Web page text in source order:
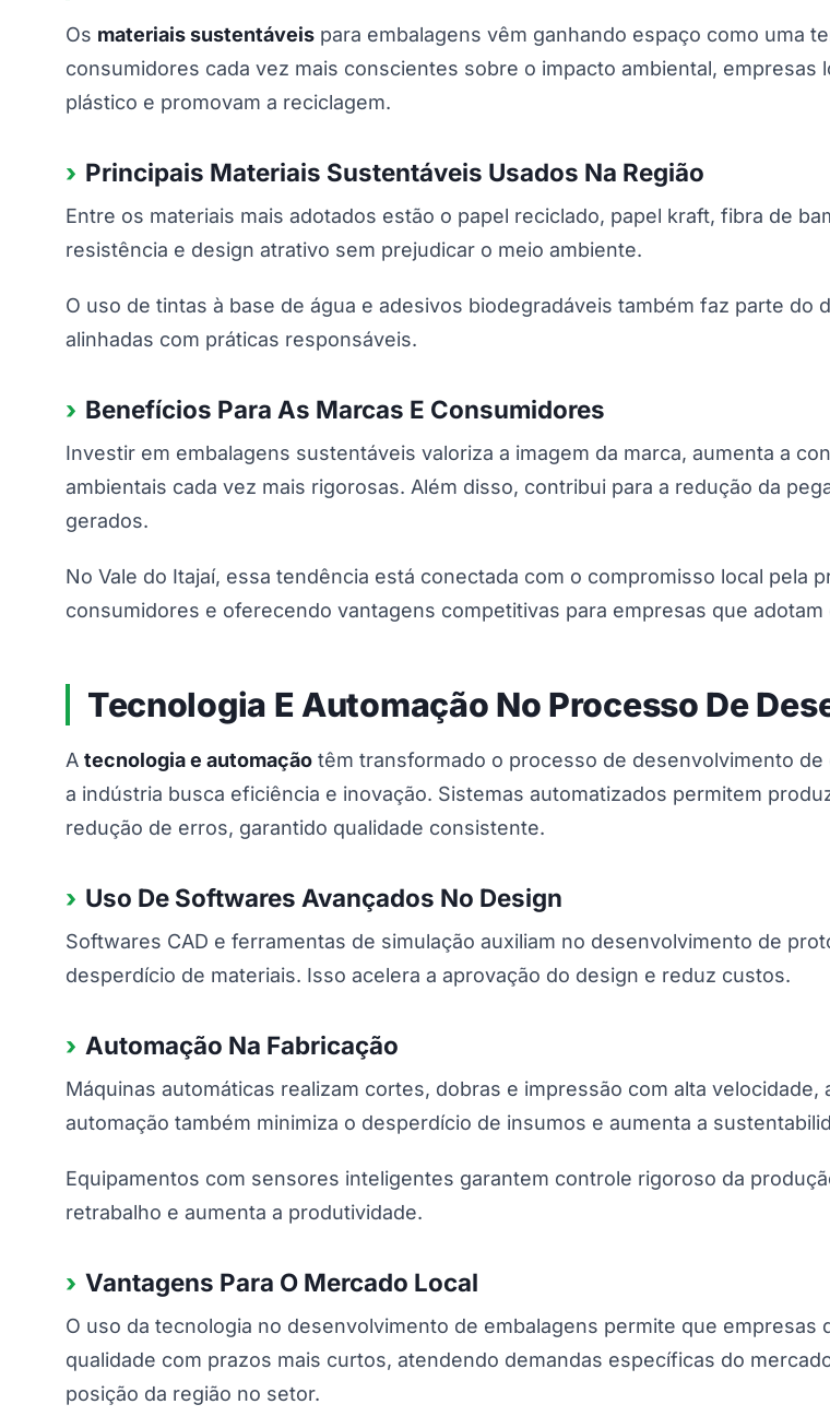
Os materiais sustentáveis para embalagens vêm ganhando espaço como uma
consumidores cada vez mais conscientes sobre o impacto ambiental,
plástico e promovam a reciclagem.
Principais Materiais Sustentáveis Usados Na Região
Entre os materiais mais adotados estão o papel reciclado, papel kraft, fibra de
resistência e design atrativo sem prejudicar o meio ambiente.
O uso de tintas à base de água e adesivos biodegradáveis também faz parte
alinhadas com práticas responsáveis.
Benefícios Para As Marcas E Consumidores
Investir em embalagens sustentáveis valoriza a imagem da marca, aumenta a
ambientais cada vez mais rigorosas. Além disso, contribui para a redução da
gerados.
No Vale do Itajaí, essa tendência está conectada com o compromisso local pela
consumidores e oferecendo vantagens competitivas para empresas que adotam
Tecnologia E Automação No Processo De
A tecnologia e automação têm transformado o processo de desenvolvimento
a indústria busca eficiência e inovação. Sistemas automatizados permitem
redução de erros, garantido qualidade consistente.
Uso De Softwares Avançados No Design
Softwares CAD e ferramentas de simulação auxiliam no desenvolvimento de
desperdício de materiais. Isso acelera a aprovação do design e reduz custos.
Automação Na Fabricação
Máquinas automáticas realizam cortes, dobras e impressão com alta
automação também minimiza o desperdício de insumos e aumenta a
Equipamentos com sensores inteligentes garantem controle rigoroso da
retrabalho e aumenta a produtividade.
Vantagens Para O Mercado Local
O uso da tecnologia no desenvolvimento de embalagens permite que empresas
qualidade com prazos mais curtos, atendendo demandas específicas do
posição da região no setor.